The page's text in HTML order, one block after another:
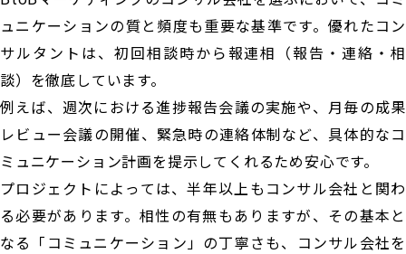
ュニケーションの質と頻度も重要な基準です。優れたコン
サルタントは、初回相談時から報連相（報告・連絡・相
談）を徹底しています。
例えば、週次における進捗報告会議の実施や、月毎の成果
レビュー会議の開催、緊急時の連絡体制など、具体的なコ
ミュニケーション計画を提示してくれるため安心です。
プロジェクトによっては、半年以上もコンサル会社と関わ
る必要があります。相性の有無もありますが、その基本と
なる「コミュニケーション」の丁寧さも、コンサル会社を